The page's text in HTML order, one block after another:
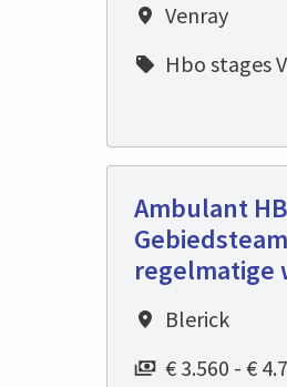
Venray
Hbo stages
Ambulant
regelmatige
Blerick
€ 3.560 - €